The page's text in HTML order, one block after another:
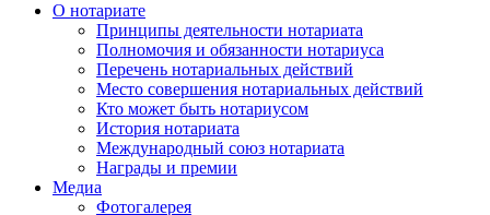
О нотариате
Принципы деятельности нотариата
Полномочия и обязанности нотариуса
Перечень нотариальных действий
Место совершения нотариальных действий
Кто может быть нотариусом
История нотариата
Международный союз нотариата
Награды и премии
Медиа
Фотогалерея